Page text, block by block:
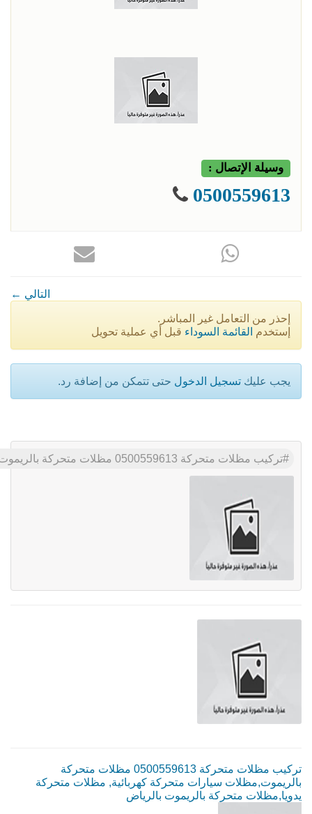
وسيلة الإتصال :
0500559613
← التالي
إحذر من التعامل غير المباشر.
إستخدم القائمة السوداء قبل أي عملية تحويل
يجب عليك تسجيل الدخول حتى تتمكن من إضافة رد.
تركيب مظلات متحركة 0500559613 مظلات متحركة بالريموت,مظلات سيارات متحركة كهربائية, مظلات متحركة يدويا,مظلات متحركة بالريموت بالرياض
تركيب مظلات متحركة 0500559613 مظلات متحركة
بالريموت,مظلات سيارات متحركة كهربائية, مظلات متحركة
يدويا,مظلات متحركة بالريموت بالرياض